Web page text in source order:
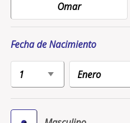
Fecha de Nacimiento